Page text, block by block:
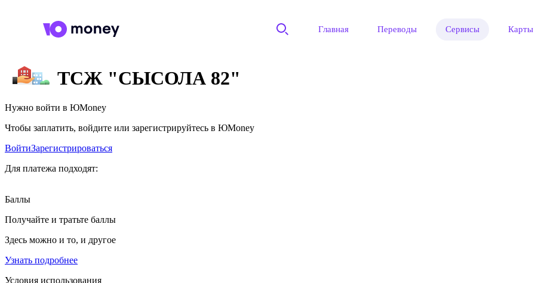
Главная Переводы Сервисы Карты
ТСЖ "СЫСОЛА 82"
Нужно войти в ЮMoney
Чтобы заплатить, войдите или зарегистрируйтесь в ЮMoney
ВойтиЗарегистрироваться
Для платежа подходят:
Баллы
Получайте и тратьте баллы
Здесь можно и то, и другое
Узнать подробнее
Условия использования